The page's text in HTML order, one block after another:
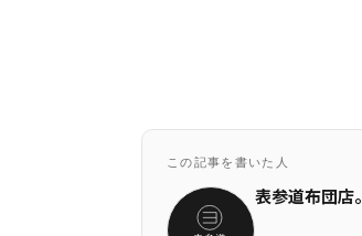
この記事を書いた人
表参道布団店。